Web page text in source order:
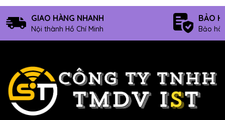
GIAO HÀNG NHANH
Nội thành Hồ Chí Minh
BẢO
Bảo